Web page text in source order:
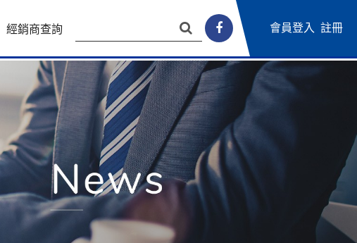
經銷商查詢 會員登入 註冊